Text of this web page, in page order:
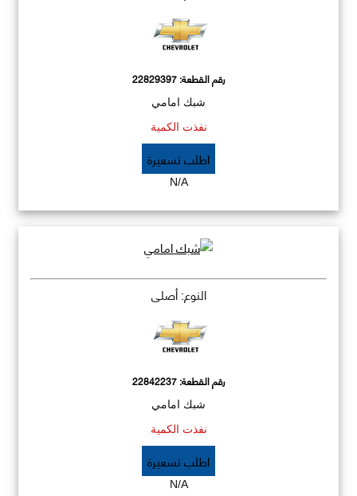
رقم القطعة:22829397
شبك امامي
نفذت الكمية
اطلب تسعيرة
N/A
النوع: أصلي
رقم القطعة:22842237
شبك امامي
نفذت الكمية
اطلب تسعيرة
N/A